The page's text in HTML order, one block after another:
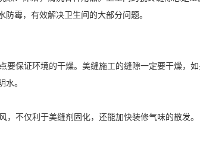
霉，有效解决卫生间的大部分问题。
要保证环境的干燥。美缝施工的缝隙一定要干燥，
。
不仅利于美缝剂固化，还能加快装修气味的散发。